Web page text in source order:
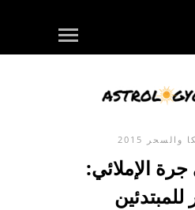
والسحر
الإملائي: